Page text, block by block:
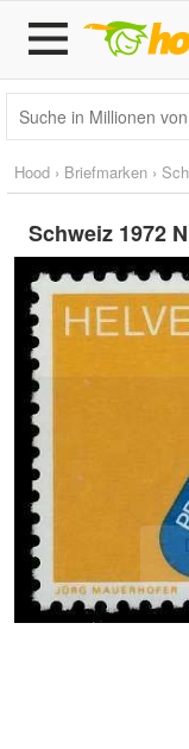
Hood › Briefmarken ›
Schweiz 1972